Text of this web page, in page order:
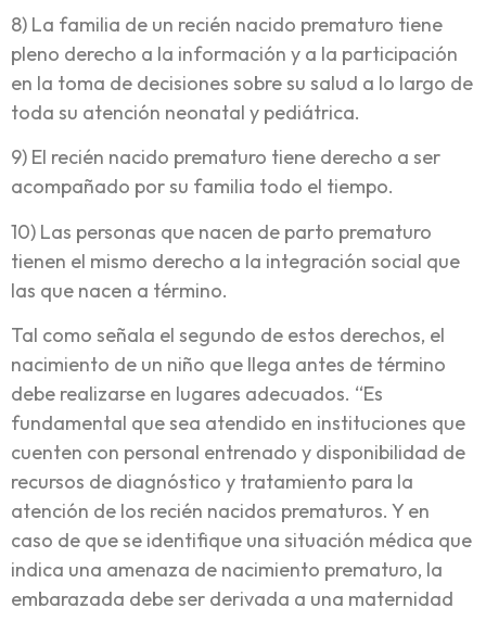
8) La familia de un recién nacido prematuro tiene
pleno derecho a la información y a la participación
en la toma de decisiones sobre su salud a lo largo de
toda su atención neonatal y pediátrica.
9) El recién nacido prematuro tiene derecho a ser
acompañado por su familia todo el tiempo.
10) Las personas que nacen de parto prematuro
tienen el mismo derecho a la integración social que
las que nacen a término.
Tal como señala el segundo de estos derechos, el
nacimiento de un niño que llega antes de término
debe realizarse en lugares adecuados. “Es
fundamental que sea atendido en instituciones que
cuenten con personal entrenado y disponibilidad de
recursos de diagnóstico y tratamiento para la
atención de los recién nacidos prematuros. Y en
caso de que se identifique una situación médica que
indica una amenaza de nacimiento prematuro, la
embarazada debe ser derivada a una maternidad